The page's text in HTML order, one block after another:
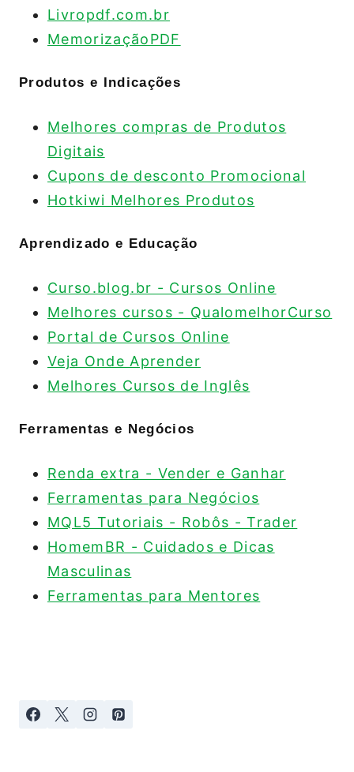
Livropdf.com.br
MemorizaçãoPDF
Produtos e Indicações
Melhores compras de Produtos
Digitais
Cupons de desconto Promocional
Hotkiwi Melhores Produtos
Aprendizado e Educação
Curso.blog.br - Cursos Online
Melhores cursos - QualomelhorCurso
Portal de Cursos Online
Veja Onde Aprender
Melhores Cursos de Inglês
Ferramentas e Negócios
Renda extra - Vender e Ganhar
Ferramentas para Negócios
MQL5 Tutoriais - Robôs - Trader
HomemBR - Cuidados e Dicas
Masculinas
Ferramentas para Mentores